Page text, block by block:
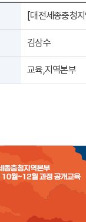
[대전세종충청
김삼수
교육,지역본부